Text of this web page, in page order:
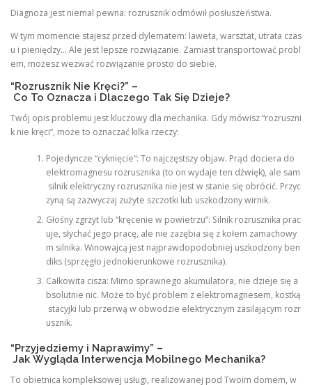
Diagnoza jest niemal pewna: rozrusznik odmówił posłuszeństwa.
W tym momencie stajesz przed dylematem: laweta, warsztat, utrata czas
u i pieniędzy… Ale jest lepsze rozwiązanie. Zamiast transportować probl
em, możesz wezwać rozwiązanie prosto do siebie.
“Rozrusznik Nie Kręci?” –
Co To Oznacza i Dlaczego Tak Się Dzieje?
Twój opis problemu jest kluczowy dla mechanika. Gdy mówisz “rozruszni
k nie kręci”, może to oznaczać kilka rzeczy:
Pojedyncze “cyknięcie”: To najczęstszy objaw. Prąd dociera do
elektromagnesu rozrusznika (to on wydaje ten dźwięk), ale sam
silnik elektryczny rozrusznika nie jest w stanie się obrócić. Przyc
zyną są zazwyczaj zużyte szczotki lub uszkodzony wirnik.
Głośny zgrzyt lub “kręcenie w powietrzu”: Silnik rozrusznika prac
uje, słychać jego pracę, ale nie zazębia się z kołem zamachowy
m silnika. Winowajcą jest najprawdopodobniej uszkodzony ben
diks (sprzęgło jednokierunkowe rozrusznika).
Całkowita cisza: Mimo sprawnego akumulatora, nie dzieje się a
bsolutnie nic. Może to być problem z elektromagnesem, kostką
stacyjki lub przerwą w obwodzie elektrycznym zasilającym rozr
usznik.
“Przyjedziemy i Naprawimy” –
Jak Wygląda Interwencja Mobilnego Mechanika?
To obietnica kompleksowej usługi, realizowanej pod Twoim domem, w